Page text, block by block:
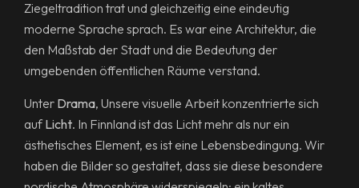
Ziegeltradition trat und gleichzeitig eine eindeutig
moderne Sprache sprach. Es war eine Architektur, die
den Maßstab der Stadt und die Bedeutung der
umgebenden öffentlichen Räume verstand.
Unter Drama, Unsere visuelle Arbeit konzentrierte sich
auf Licht. In Finnland ist das Licht mehr als nur ein
ästhetisches Element, es ist eine Lebensbedingung. Wir
haben die Bilder so gestaltet, dass sie diese besondere